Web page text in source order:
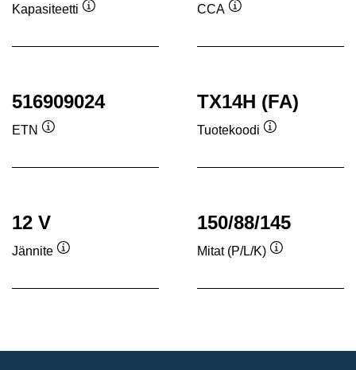
Kapasiteetti
CCA
516909024
ETN
TX14H (FA)
Tuotekoodi
12 V
Jännite
150/88/145
Mitat (P/L/K)